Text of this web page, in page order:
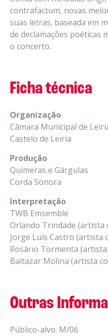
contrafactum, novas
suas letras, baseada em
de declamações poéticas
o concerto.
Ficha técnica
Organização
Câmara Municipal de
Castelo de Leiria
Produção
Quimeras e Gárgulas
Corda Sonora
Interpretação
TWB Emsemble
Orlando Trindade (artista
Jorge Luís Castro (artista
Rosário Tormenta (artista
Baltazar Molina (artista
Outras
Público-alvo: M/06